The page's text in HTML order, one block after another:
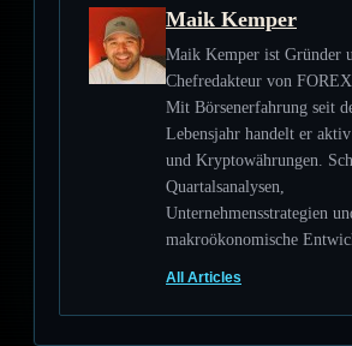
Maik Kemper
Maik Kemper ist Gründer
Chefredakteur von
Mit Börsenerfahrung seit
Lebensjahr handelt er
und Kryptowährungen.
Quartalsanalysen,
Unternehmensstrategien
makroökonomische
All Articles